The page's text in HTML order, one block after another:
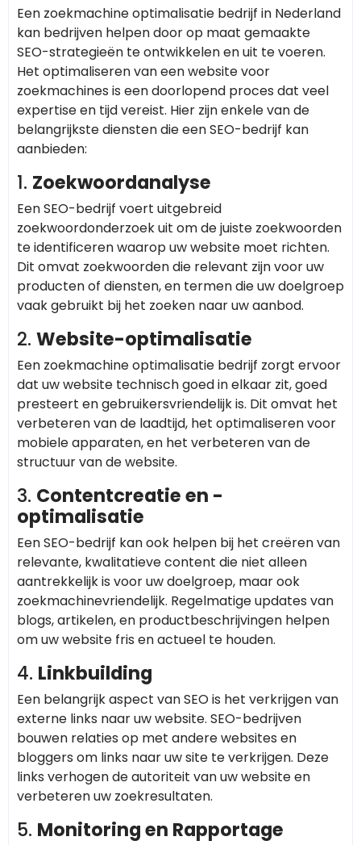
Een zoekmachine optimalisatie bedrijf in Nederland
kan bedrijven helpen door op maat gemaakte
SEO-strategieën te ontwikkelen en uit te voeren.
Het optimaliseren van een website voor
zoekmachines is een doorlopend proces dat veel
expertise en tijd vereist. Hier zijn enkele van de
belangrijkste diensten die een SEO-bedrijf kan
aanbieden:
1. Zoekwoordanalyse
Een SEO-bedrijf voert uitgebreid
zoekwoordonderzoek uit om de juiste zoekwoorden
te identificeren waarop uw website moet richten.
Dit omvat zoekwoorden die relevant zijn voor uw
producten of diensten, en termen die uw doelgroep
vaak gebruikt bij het zoeken naar uw aanbod.
2. Website-optimalisatie
Een zoekmachine optimalisatie bedrijf zorgt ervoor
dat uw website technisch goed in elkaar zit, goed
presteert en gebruikersvriendelijk is. Dit omvat het
verbeteren van de laadtijd, het optimaliseren voor
mobiele apparaten, en het verbeteren van de
structuur van de website.
3. Contentcreatie en -
optimalisatie
Een SEO-bedrijf kan ook helpen bij het creëren van
relevante, kwalitatieve content die niet alleen
aantrekkelijk is voor uw doelgroep, maar ook
zoekmachinevriendelijk. Regelmatige updates van
blogs, artikelen, en productbeschrijvingen helpen
om uw website fris en actueel te houden.
4. Linkbuilding
Een belangrijk aspect van SEO is het verkrijgen van
externe links naar uw website. SEO-bedrijven
bouwen relaties op met andere websites en
bloggers om links naar uw site te verkrijgen. Deze
links verhogen de autoriteit van uw website en
verbeteren uw zoekresultaten.
5. Monitoring en Rapportage